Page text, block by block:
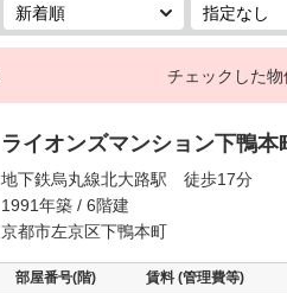
チェックした物
ライオンズマンション下鴨本
地下鉄烏丸線北大路駅 徒歩17分
1991年築 / 6階建
京都市左京区下鴨本町
部屋番号(階) 賃料 (管理費等)